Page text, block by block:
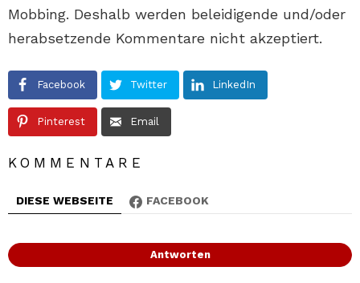
Mobbing. Deshalb werden beleidigende und/oder
herabsetzende Kommentare nicht akzeptiert.
Facebook Twitter LinkedIn
Pinterest Email
KOMMENTARE
DIESE WEBSEITE FACEBOOK
Antworten